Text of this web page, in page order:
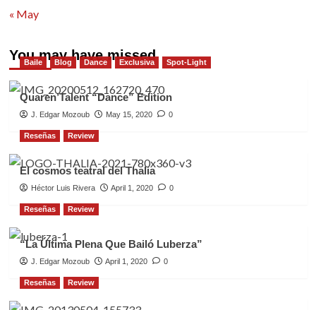
« May
You may have missed
Baile Blog Dance Exclusiva Spot-Light
Quaren’Talent “Dance” Edition
J. Edgar Mozoub May 15, 2020 0
Reseñas Review
El cosmos teatral del Thalia
Héctor Luis Rivera April 1, 2020 0
Reseñas Review
“La Última Plena Que Bailó Luberza”
J. Edgar Mozoub April 1, 2020 0
Reseñas Review